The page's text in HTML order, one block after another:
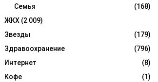
Семья
(168)
ЖКХ (2 009)
Звезды
(179)
Здравоохранение
(796)
Интернет
(8)
Кофе
(1)